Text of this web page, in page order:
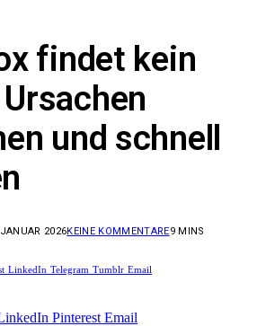
findet kein
und schnell
2026KEINE KOMMENTARE9 MINS
LinkedIn Telegram Tumblr Email
Pinterest Email